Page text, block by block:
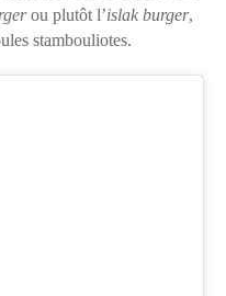
ou plutôt l’islak burger,
stambouliotes.